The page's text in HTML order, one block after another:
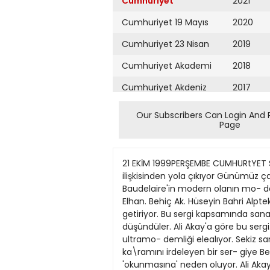
Cumhuriyet 19 Mayıs
Cumhuriyet 23 Nisan
Cumhuriyet Akademi
Cumhuriyet Akdeniz
Cumhuriyet Alışveriş
Cumhuriyet Ankara
Cumhuriyet Büyük
Taaruz
Cumhuriyet
Cumartesi
Cumhuriyet Çevre
2020
2019
2018
2017
2016
2015
2013
2012
2011
2010
2009
Our Subscribers Can Login And
Page
21 EKİM 1999PERŞEMBE CUMHURtYET SAYFA kultur(a cumhuriyetcom.tr 15 'Sanat ve Modalan' sergisi, modern olanın moda olanla ilişkisinden yola çıkıyor Günümüz çağdaş sanat modası ESRA ALİÇAVUŞOĞLU Lrart Sanat Galerisi'nde açı- lan 'Sanat ve Modalan* sergisi, Baudelaire'in modern olanın mo- da olanla ilişkisinden yola çıkıyor. Küratörlüğünü Ali Akay'ın yap- tığı sergı, Müşerref Zevtinoğlu. Ahmet Elhan. Behiç Ak. Hüseyin Bahri Alptekin, Suz> Hugh Levy. Hakan Onur. Emre Zeytinoğlu ve Esat Tekandın 'moda' ıle il- gili işlennı bir araya getiriyor. Bu sergi kapsamında sanatçılar. Ali Akav'ın Baudelaire'den yola çıkarak önerdiöı 'Sanatve Moda- lan' kavramı üzerine düşündüler. Ali Akay'a göre bu sergi. hem Batı'nın yaşadıgı öncü akımlan. hem modernliği ve postmodern- liği hem de küresel bir ultramo- demliği elealıyor. Sekiz sanatçının ışlerinin yer aldığı sergide kuşkusuz en ilgi çe- ken çalışma ve ısim. Behiç Ak. Moda ka\ramını irdeleyen bir ser- giye Behıç Ak'ın karikatürleriy- le hem de deprem konusuyla ka- tılması serginin farklı bir biçim- de 'okunmasına' neden oluyor. Ali Akay sergiye bir karikatüris- tın katılmasını şöyle açıklıyor: "Behiç Ak'ın bu sergide yer alıvor olnıasınm nedenlerinden biri mo- dernitc... Baudelaire'in eie aldığı anlamda hem uçuculuğu hem ebediliği ortaya çıkanyor karika- tiir. Sanabn kalıcı yaıuyla veniyi yapan yamnı biıieştirmeye çalışı- yor Baudelaire. 'Modern Ressa- mın Yaşantısı' adlı makalesinde özellikle modern yaşamdaki hı/J ele almaya çabşırken bir karika- tiiristin üzerine yaslanıyor. Ve o dönemde Kınnı sa> aşını takip et- miş >e desenleri gazetelerde ya- yımlanmış olan bir karikatürist- ten söz ediyor. Ben de modernite ve modalan ele alan sergide bir ka- rikatürisrin olması gerektiğini dü- şündüm." 'Fembe'' merdiven Binlerce kışifıin yaşamını yı- tirdiği Marmara depreminden son- ra depremle ilgili yazı \e kanka- tür enflasyonu yaşanan ülkemız- de Behiç Ak'ın karikatürleri kuş- A (Fotoğraflar: UĞLRGÜNYÜZ) -li Akay'a göre bu sergi, hem Batrnın yaşadıgı öncü akımlan. hem modernliği ve postmodernliği hem de küresel bir ultramodernliği ele alıyor. Behiç Ak'ın karikatürleriyle hem de deprem konusuyla katılması ise serginin farklı bir biçimde 'okunmasına' neden oluyor. kusuz sergiye farklı bir açıdan bakmamıza neden oluyor. Behiç Ak'ın karikatürleri deprem 'mo- dasa'na ayak uydururken 'Sanatve Modalan' sergisine de tam anla- mıyla denk düşüyor \e sıstemin hızını belki de en iyı biçimde gös- termiş oluyor. Depremin de tıpkı diger olaylar gibi görsel ve yazı- lı basmda sunulması. sonra tüke- tilıp bir kenara atılması ve unutul- ması rahatsız edicı olsa da moda kavramıyla yakından ilgili. Be- hiç Ak'ın bu